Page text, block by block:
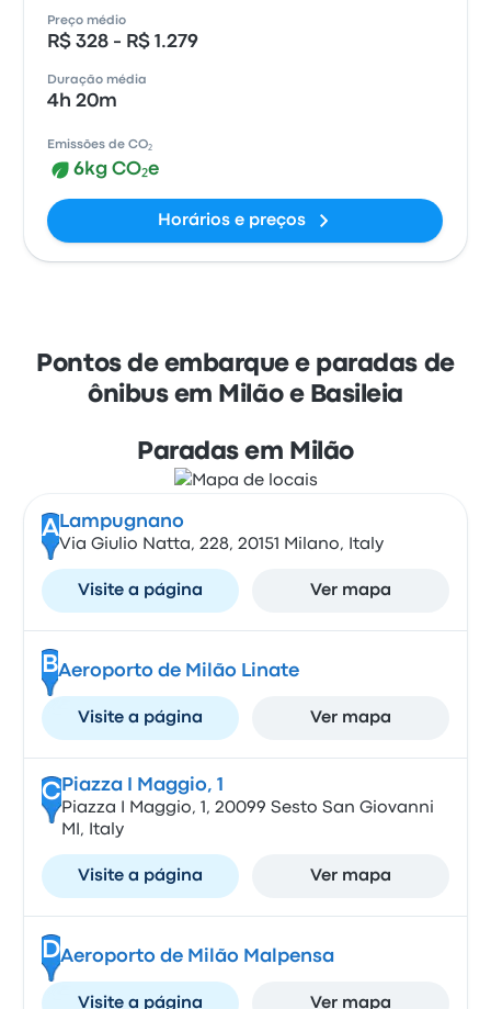
Preço médio
R$ 328 - R$ 1.279
Duração média
4h 20m
Emissões de CO₂
6kg CO₂e
Horários e preços
Pontos de embarque e paradas de
ônibus em Milão e Basileia
Paradas em Milão
A Lampugnano
Via Giulio Natta, 228, 20151 Milano, Italy
Visite a página Ver mapa
BAeroporto de Milão Linate
Visite a página Ver mapa
CPiazza I Maggio, 1
Piazza I Maggio, 1, 20099 Sesto San Giovanni
MI, Italy
Visite a página Ver mapa
DAeroporto de Milão Malpensa
Visite a página Ver mapa